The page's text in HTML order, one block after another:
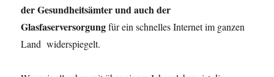
der Gesundheitsämter und auch der
Glasfaserversorgungfür ein schnelles Internet im ganzen
Land widerspiegelt.